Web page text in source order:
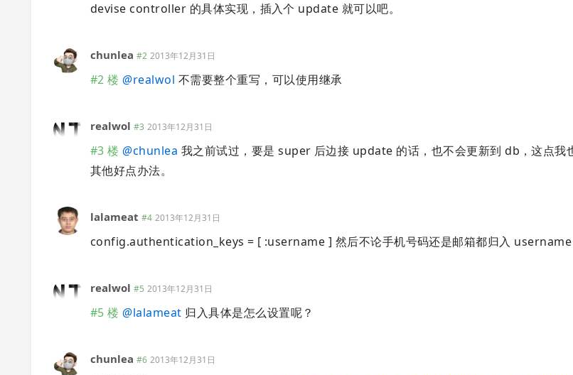
devise controller 的具体实现，插入个 update 就可以吧。
chunlea #2 2013年12月31日
#2 楼 @realwol 不需要整个重写，可以使用继承
realwol #3 2013年12月31日
#3 楼 @chunlea 我之前试过，要是 super 后边接 update 的话，也不会更新到 db，这点我
其他好点办法。
lalameat #4 2013年12月31日
config.authentication_keys = [ :username ] 然后不论手机号码还是邮箱都归入
realwol #5 2013年12月31日
#5 楼 @lalameat 归入具体是怎么设置呢？
chunlea #6 2013年12月31日